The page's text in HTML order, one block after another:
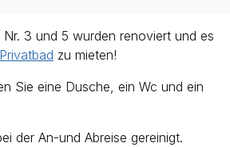
3 und 5 wurden renoviert und es
Privatbad zu mieten!
Sie eine Dusche, ein Wc und ein
der An-und Abreise gereinigt.